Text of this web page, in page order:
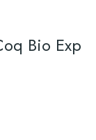
Bio Exp